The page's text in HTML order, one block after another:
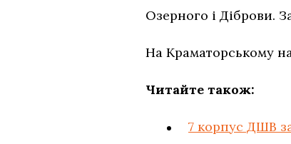
Озерного і Діброви.
На Краматорському
Читайте також:
7 корпус ДШВ